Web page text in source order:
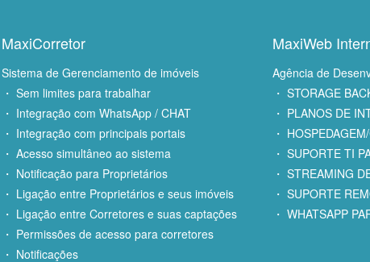
MaxiCorretor
Sistema de Gerenciamento de imóveis
・ Sem limites para trabalhar
・ Integração com WhatsApp / CHAT
・ Integração com principais portais
・ Acesso simultâneo ao sistema
・ Notificação para Proprietários
・ Ligação entre Proprietários e seus imóveis
・ Ligação entre Corretores e suas captações
・ Permissões de acesso para corretores
・ Notificações
MaxiWeb
Agência de
・ STORAGE
・ PLANOS DE
・
・ SUPORTE TI
・ STREAMING
・ SUPORTE
・ WHATSAPP